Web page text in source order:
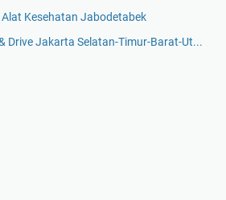
Alat Kesehatan Jabodetabek
Drive Jakarta Selatan-Timur-Barat-Ut...